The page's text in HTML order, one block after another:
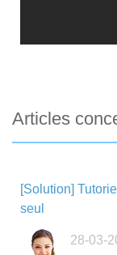
Articles
[Solution]
seul
28-03-